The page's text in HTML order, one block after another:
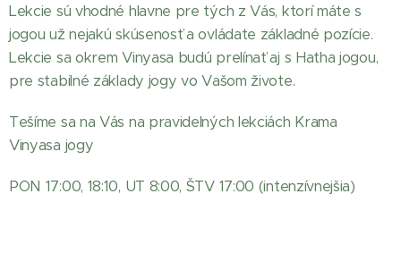
Lekcie sú vhodné hlavne pre tých z Vás, ktorí máte s
jogou už nejakú skúsenosť a ovládate základné pozície.
Lekcie sa okrem Vinyasa budú prelínať aj s Hatha jogou,
pre stabilné základy jogy vo Vašom živote.
Tešíme sa na Vás na pravidelných lekciách Krama
Vinyasa jogy
PON 17:00, 18:10, UT 8:00, ŠTV 17:00 (intenzívnejšia)